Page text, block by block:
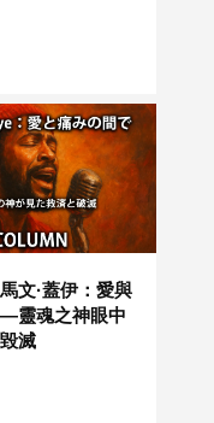
馬文·蓋伊：愛與
靈魂之神眼中
滅